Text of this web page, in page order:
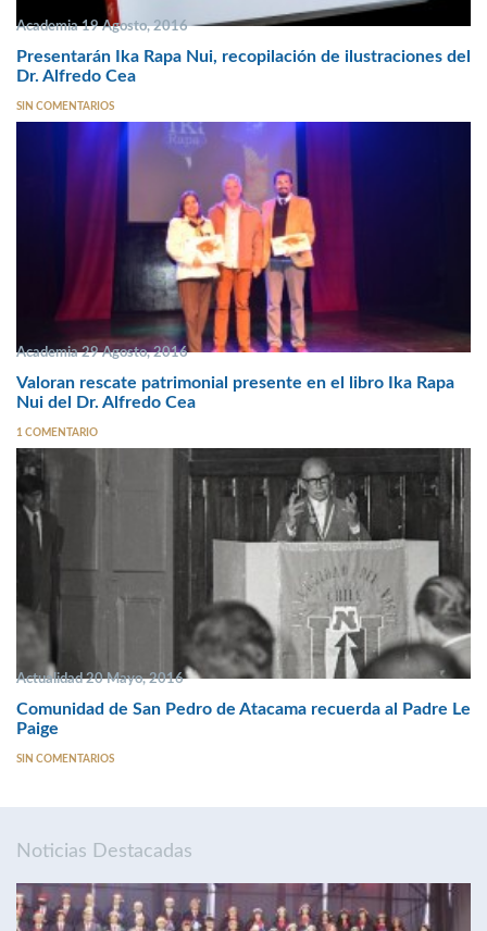
Academia 19 Agosto, 2016
Presentarán Ika Rapa Nui, recopilación de ilustraciones del
Dr. Alfredo Cea
SIN COMENTARIOS
Academia 29 Agosto, 2016
Valoran rescate patrimonial presente en el libro Ika Rapa
Nui del Dr. Alfredo Cea
1 COMENTARIO
Actualidad 20 Mayo, 2016
Comunidad de San Pedro de Atacama recuerda al Padre Le
Paige
SIN COMENTARIOS
Noticias Destacadas